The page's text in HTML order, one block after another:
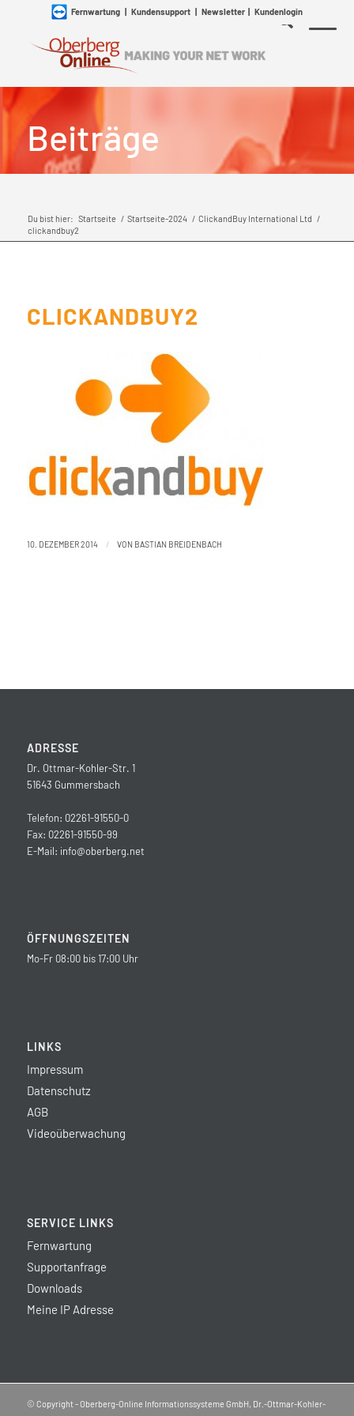
Fernwartung| Kundensupport| Newsletter| Kundenlogin
Beiträge
Du bist hier: Startseite / Startseite-2024 / ClickandBuy International Ltd /
clickandbuy2
CLICKANDBUY2
10. DEZEMBER 2014 / VON BASTIAN BREIDENBACH
ADRESSE
Dr. Ottmar-Kohler-Str. 1
51643 Gummersbach
Telefon: 02261-91550-0
Fax: 02261-91550-99
E-Mail: info@oberberg.net
ÖFFNUNGSZEITEN
Mo-Fr 08:00 bis 17:00 Uhr
LINKS
Impressum
Datenschutz
AGB
Videoüberwachung
SERVICE LINKS
Fernwartung
Supportanfrage
Downloads
Meine IP Adresse
© Copyright - Oberberg-Online Informationssysteme GmbH, Dr.-Ottmar-Kohler-